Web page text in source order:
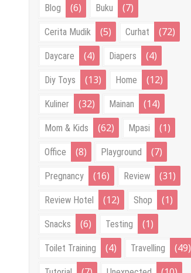
Blog (6) Buku (7)
Cerita Mudik (5) Curhat (72)
Daycare (4) Diapers (4)
Diy Toys (13) Home (12)
Kuliner (32) Mainan (14)
Mom & Kids (62) Mpasi (1)
Office (8) Playground (7)
Pregnancy (16) Review (31)
Review Hotel (12) Shop (1)
Snacks (6) Testing (1)
Toilet Training (4) Travelling (49)